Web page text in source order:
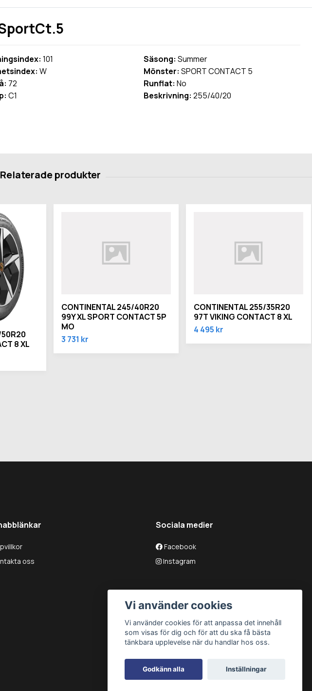
101
W
72
C1
Säsong: Summer
Mönster: SPORT CONTACT 5
Runflat: No
Beskrivning: 255/40/20
8 XL
CONTINENTAL 245/40R20
99Y XL SPORT CONTACT 5P
MO
3 731 kr
CONTINENTAL 255/35R20
97T VIKING CONTACT 8 XL
4 495 kr
oss
Sociala medier
Facebook
Instagram
Vi använder cookies
Vi använder cookies för att anpassa det innehåll
som visas för dig och för att du ska få bästa
tänkbara upplevelse när du handlar hos oss.
Godkänn alla Inställningar